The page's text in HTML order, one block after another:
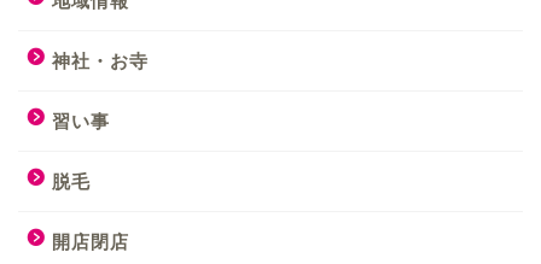
神社・お寺
習い事
脱毛
開店閉店